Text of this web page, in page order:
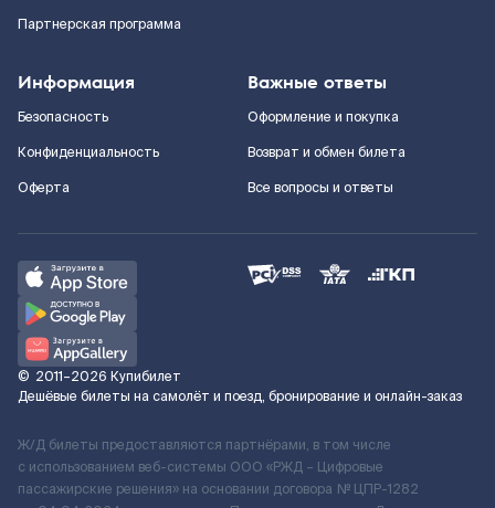
Партнерская программа
Информация
Безопасность
Конфиденциальность
Оферта
Важные ответы
Оформление и покупка
Возврат и обмен билета
Все вопросы и ответы
© 2011–2026 Купибилет
Дешёвые билеты на самолёт и поезд, бронирование и онлайн-заказ
Ж/Д билеты предоставляются партнёрами, в том числе
с использованием веб-системы ООО «РЖД – Цифровые
пассажирские решения» на основании договора № ЦПР-1282